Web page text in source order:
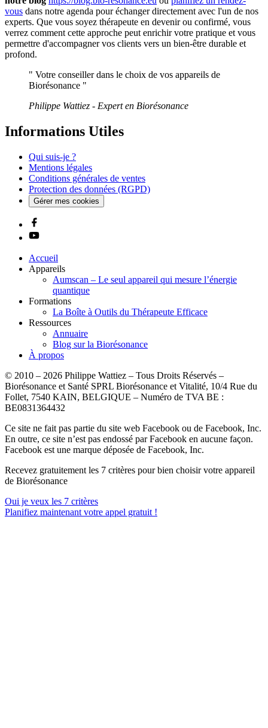
vous dans notre agenda pour échanger directement avec l'un de nos
experts. Que vous soyez thérapeute en devenir ou confirmé, vous
verrez comment cette approche peut enrichir votre pratique et vous
permettre d'accompagner vos clients vers un bien-être durable et
profond.
" Votre conseiller dans le choix de vos appareils de
Biorésonance "
Philippe Wattiez - Expert en Biorésonance
Informations Utiles
Qui suis-je ?
Mentions légales
Conditions générales de ventes
Protection des données (RGPD)
Gérer mes cookies
Accueil
Appareils
Aumscan – Le seul appareil qui mesure l’énergie
quantique
Formations
La Boîte à Outils du Thérapeute Efficace
Ressources
Annuaire
Blog sur la Biorésonance
À propos
© 2010 – 2026 Philippe Wattiez – Tous Droits Réservés –
Biorésonance et Santé SPRL Biorésonance et Vitalité, 10/4 Rue du
Follet, 7540 KAIN, BELGIQUE – Numéro de TVA BE :
BE0831364432
Ce site ne fait pas partie du site web Facebook ou de Facebook, Inc.
En outre, ce site n’est pas endossé par Facebook en aucune façon.
Facebook est une marque déposée de Facebook, Inc.
Recevez gratuitement les 7 critères pour bien choisir votre appareil
de Biorésonance
Oui je veux les 7 critères
Planifiez maintenant votre appel gratuit !